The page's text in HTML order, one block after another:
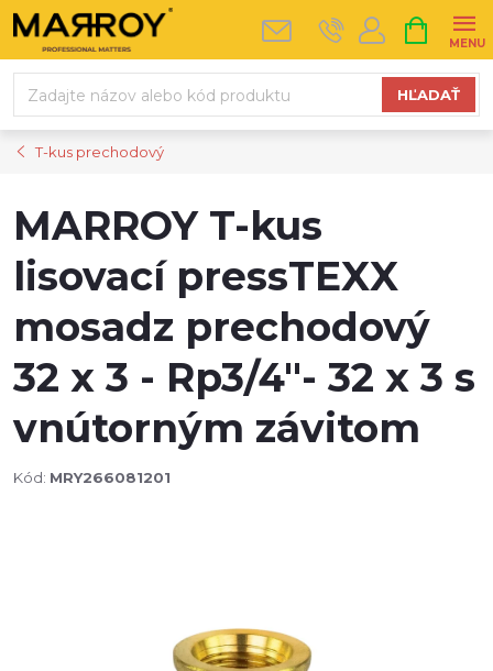
Prejsť
na
HĽADAŤ
KOŠÍK
T-kus prechodový
MARROY T-kus
lisovací pressTEXX
mosadz prechodový
32 x 3 - Rp3/4"- 32 x 3 s
vnútorným závitom
Kód: MRY266081201